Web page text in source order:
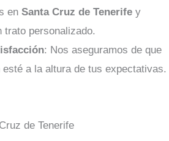
en Santa Cruz de Tenerife y
trato personalizado.
: Nos aseguramos de que
a la altura de tus expectativas.
de Tenerife